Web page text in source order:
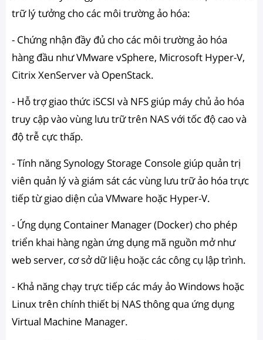
trữ lý tưởng cho các môi trường ảo hóa:
- Chứng nhận đầy đủ cho các môi trường ảo hóa
hàng đầu như VMware vSphere, Microsoft Hyper-V,
Citrix XenServer và OpenStack.
- Hỗ trợ giao thức iSCSI và NFS giúp máy chủ ảo hóa
truy cập vào vùng lưu trữ trên NAS với tốc độ cao và
độ trễ cực thấp.
- Tính năng Synology Storage Console giúp quản trị
viên quản lý và giám sát các vùng lưu trữ ảo hóa trực
tiếp từ giao diện của VMware hoặc Hyper-V.
- Ứng dụng Container Manager (Docker) cho phép
triển khai hàng ngàn ứng dụng mã nguồn mở như
web server, cơ sở dữ liệu hoặc các công cụ lập trình.
- Khả năng chạy trực tiếp các máy ảo Windows hoặc
Linux trên chính thiết bị NAS thông qua ứng dụng
Virtual Machine Manager.